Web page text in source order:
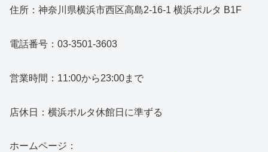
住所：神奈川県横浜市西区高島2-16-1 横浜ポルタ B1F
電話番号：03-3501-3603
営業時間：11:00から23:00まで
店休日：横浜ポルタ休館日に準ずる
ホームページ：